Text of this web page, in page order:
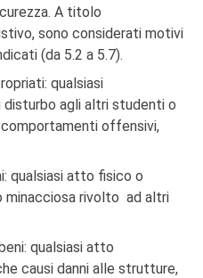
A titolo
sono considerati motivi
(da 5.2 a 5.7).
qualsiasi
agli altri studenti o
offensivi,
qualsiasi atto fisico o
minacciosa rivolto ad altri
qualsiasi atto
causi danni alle strutture,